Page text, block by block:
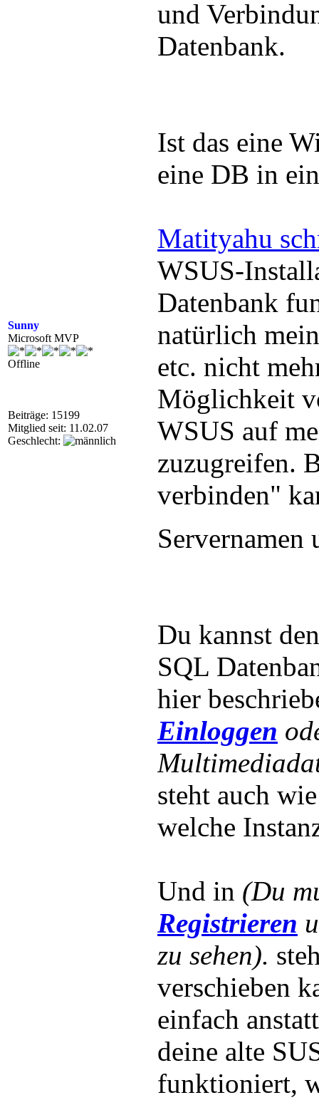
Sunny
Microsoft MVP
Offline
Beiträge: 15199
Mitglied seit: 11.02.07
Geschlecht:
und
Datenbank.
Ist das eine
eine DB in
Matityahu
WSUS-
Datenbank
natürlich
etc. nicht
Möglichkeit
WSUS auf
zuzugreifen.
verbinden"
Du kannst
SQL
hier
Einloggen
steht auch
welche
Und in (Du
Registrieren
zu sehen).
verschieben
einfach
deine alte
funktioniert,